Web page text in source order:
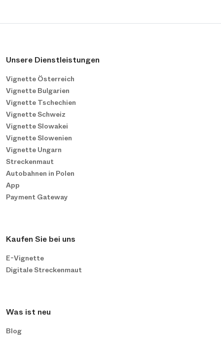
Unsere Dienstleistungen
Vignette Österreich
Vignette Bulgarien
Vignette Tschechien
Vignette Schweiz
Vignette Slowakei
Vignette Slowenien
Vignette Ungarn
Streckenmaut
Autobahnen in Polen
App
Payment Gateway
Kaufen Sie bei uns
E-Vignette
Digitale Streckenmaut
Was ist neu
Blog